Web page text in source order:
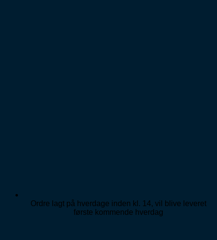
Ordre lagt på hverdage inden kl. 14, vil blive leveret
første kommende hverdag